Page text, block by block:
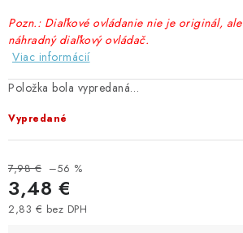
Kontakty Doprava a platba
Pozn.: Diaľkové ovládanie nie je originál,
náhradný diaľkový ovládač.
Viac informácií
Položka bola vypredaná…
Vypredané
7,98 € –56 %
3,48 €
2,83 € bez DPH